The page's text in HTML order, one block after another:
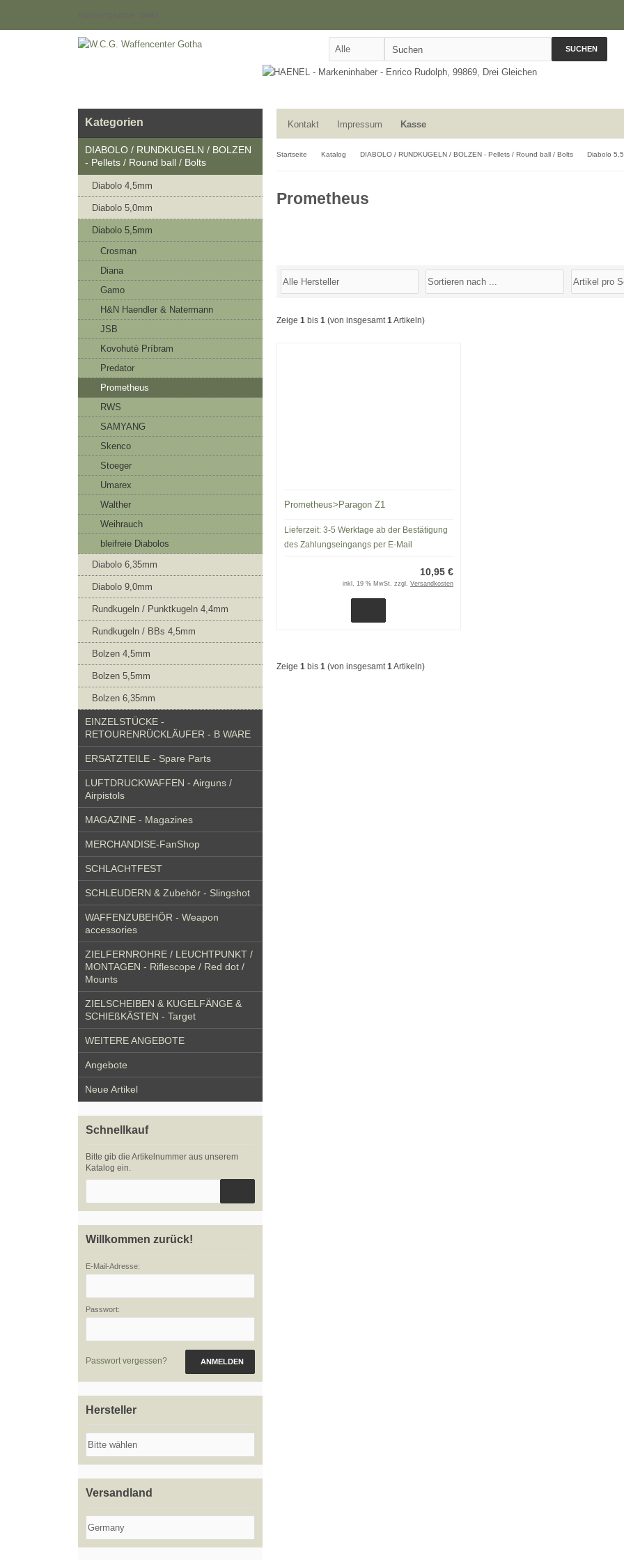
SUCHEN
Kontakt Impressum Kasse
Startseite Katalog DIABOLO / RUNDKUGELN / BOLZEN - Pellets / Round ball / Bolts Diabolo
Prometheus
Zeige 1 bis 1 (von insgesamt1Artikeln)
Prometheus>Paragon Z1
Lieferzeit: 3-5 Werktage ab der Bestätigung
des Zahlungseingangs per E-Mail
10,95 €
inkl. 19 % MwSt. zzgl. Versandkosten
Zeige 1 bis 1 (von insgesamt 1 Artikeln)
Kategorien
DIABOLO / RUNDKUGELN / BOLZEN
- Pellets / Round ball / Bolts
Diabolo 4,5mm
Diabolo 5,0mm
Diabolo 5,5mm
Crosman
Diana
Gamo
H&N Haendler & Natermann
JSB
Kovohutè Príbram
Predator
Prometheus
RWS
SAMYANG
Skenco
Stoeger
Umarex
Walther
Weihrauch
bleifreie Diabolos
Diabolo 6,35mm
Diabolo 9,0mm
Rundkugeln / Punktkugeln 4,4mm
Rundkugeln / BBs 4,5mm
Bolzen 4,5mm
Bolzen 5,5mm
Bolzen 6,35mm
EINZELSTÜCKE -
RETOURENRÜCKLÄUFER - B WARE
ERSATZTEILE - Spare Parts
LUFTDRUCKWAFFEN - Airguns /
Airpistols
MAGAZINE - Magazines
MERCHANDISE-FanShop
SCHLACHTFEST
SCHLEUDERN & Zubehör - Slingshot
WAFFENZUBEHÖR - Weapon
accessories
ZIELFERNROHRE / LEUCHTPUNKT /
MONTAGEN - Riflescope / Red dot /
Mounts
ZIELSCHEIBEN & KUGELFÄNGE &
SCHIEßKÄSTEN - Target
WEITERE ANGEBOTE
Angebote
Neue Artikel
Schnellkauf
Bitte gib die Artikelnummer aus unserem
Katalog ein.
Willkommen zurück!
E-Mail-Adresse:
Passwort:
Passwort vergessen? ANMELDEN
Hersteller
Versandland